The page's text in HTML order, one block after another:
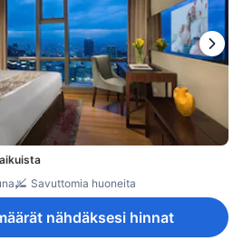
Savuttomia huoneita
nähdäksesi hinnat